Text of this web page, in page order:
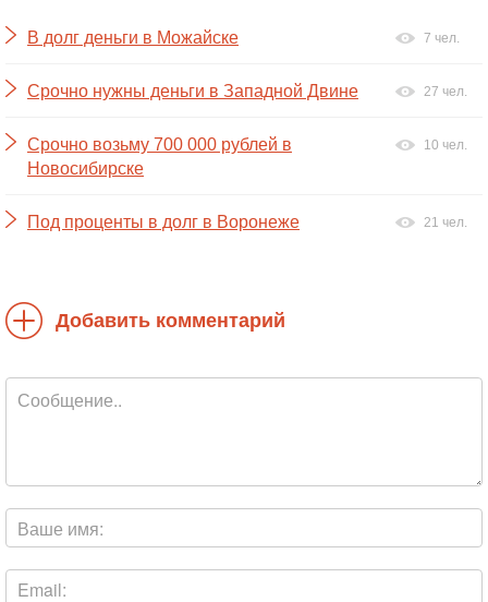
В долг деньги в Можайске 7 чел.
Срочно нужны деньги в Западной Двине 27 чел.
Срочно возьму 700 000 рублей в
Новосибирске
10 чел.
Под проценты в долг в Воронеже 21 чел.
Добавить комментарий